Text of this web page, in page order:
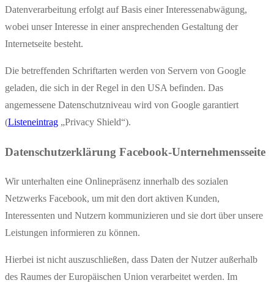
Datenverarbeitung erfolgt auf Basis einer Interessenabwägung,
wobei unser Interesse in einer ansprechenden Gestaltung der
Internetseite besteht.
Die betreffenden Schriftarten werden von Servern von Google
geladen, die sich in der Regel in den USA befinden. Das
angemessene Datenschutzniveau wird von Google garantiert
(Listeneintrag „Privacy Shield“).
Datenschutzerklärung Facebook-Unternehmensseite
Wir unterhalten eine Onlinepräsenz innerhalb des sozialen
Netzwerks Facebook, um mit den dort aktiven Kunden,
Interessenten und Nutzern kommunizieren und sie dort über unsere
Leistungen informieren zu können.
Hierbei ist nicht auszuschließen, dass Daten der Nutzer außerhalb
des Raumes der Europäischen Union verarbeitet werden. Im